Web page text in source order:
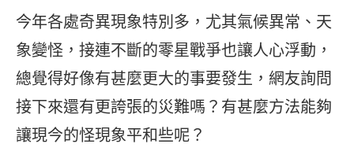
今年各處奇異現象特別多，尤其氣候異常、天
象變怪，接連不斷的零星戰爭也讓人心浮動，
總覺得好像有甚麼更大的事要發生，網友詢問
接下來還有更誇張的災難嗎？有甚麼方法能夠
讓現今的怪現象平和些呢？